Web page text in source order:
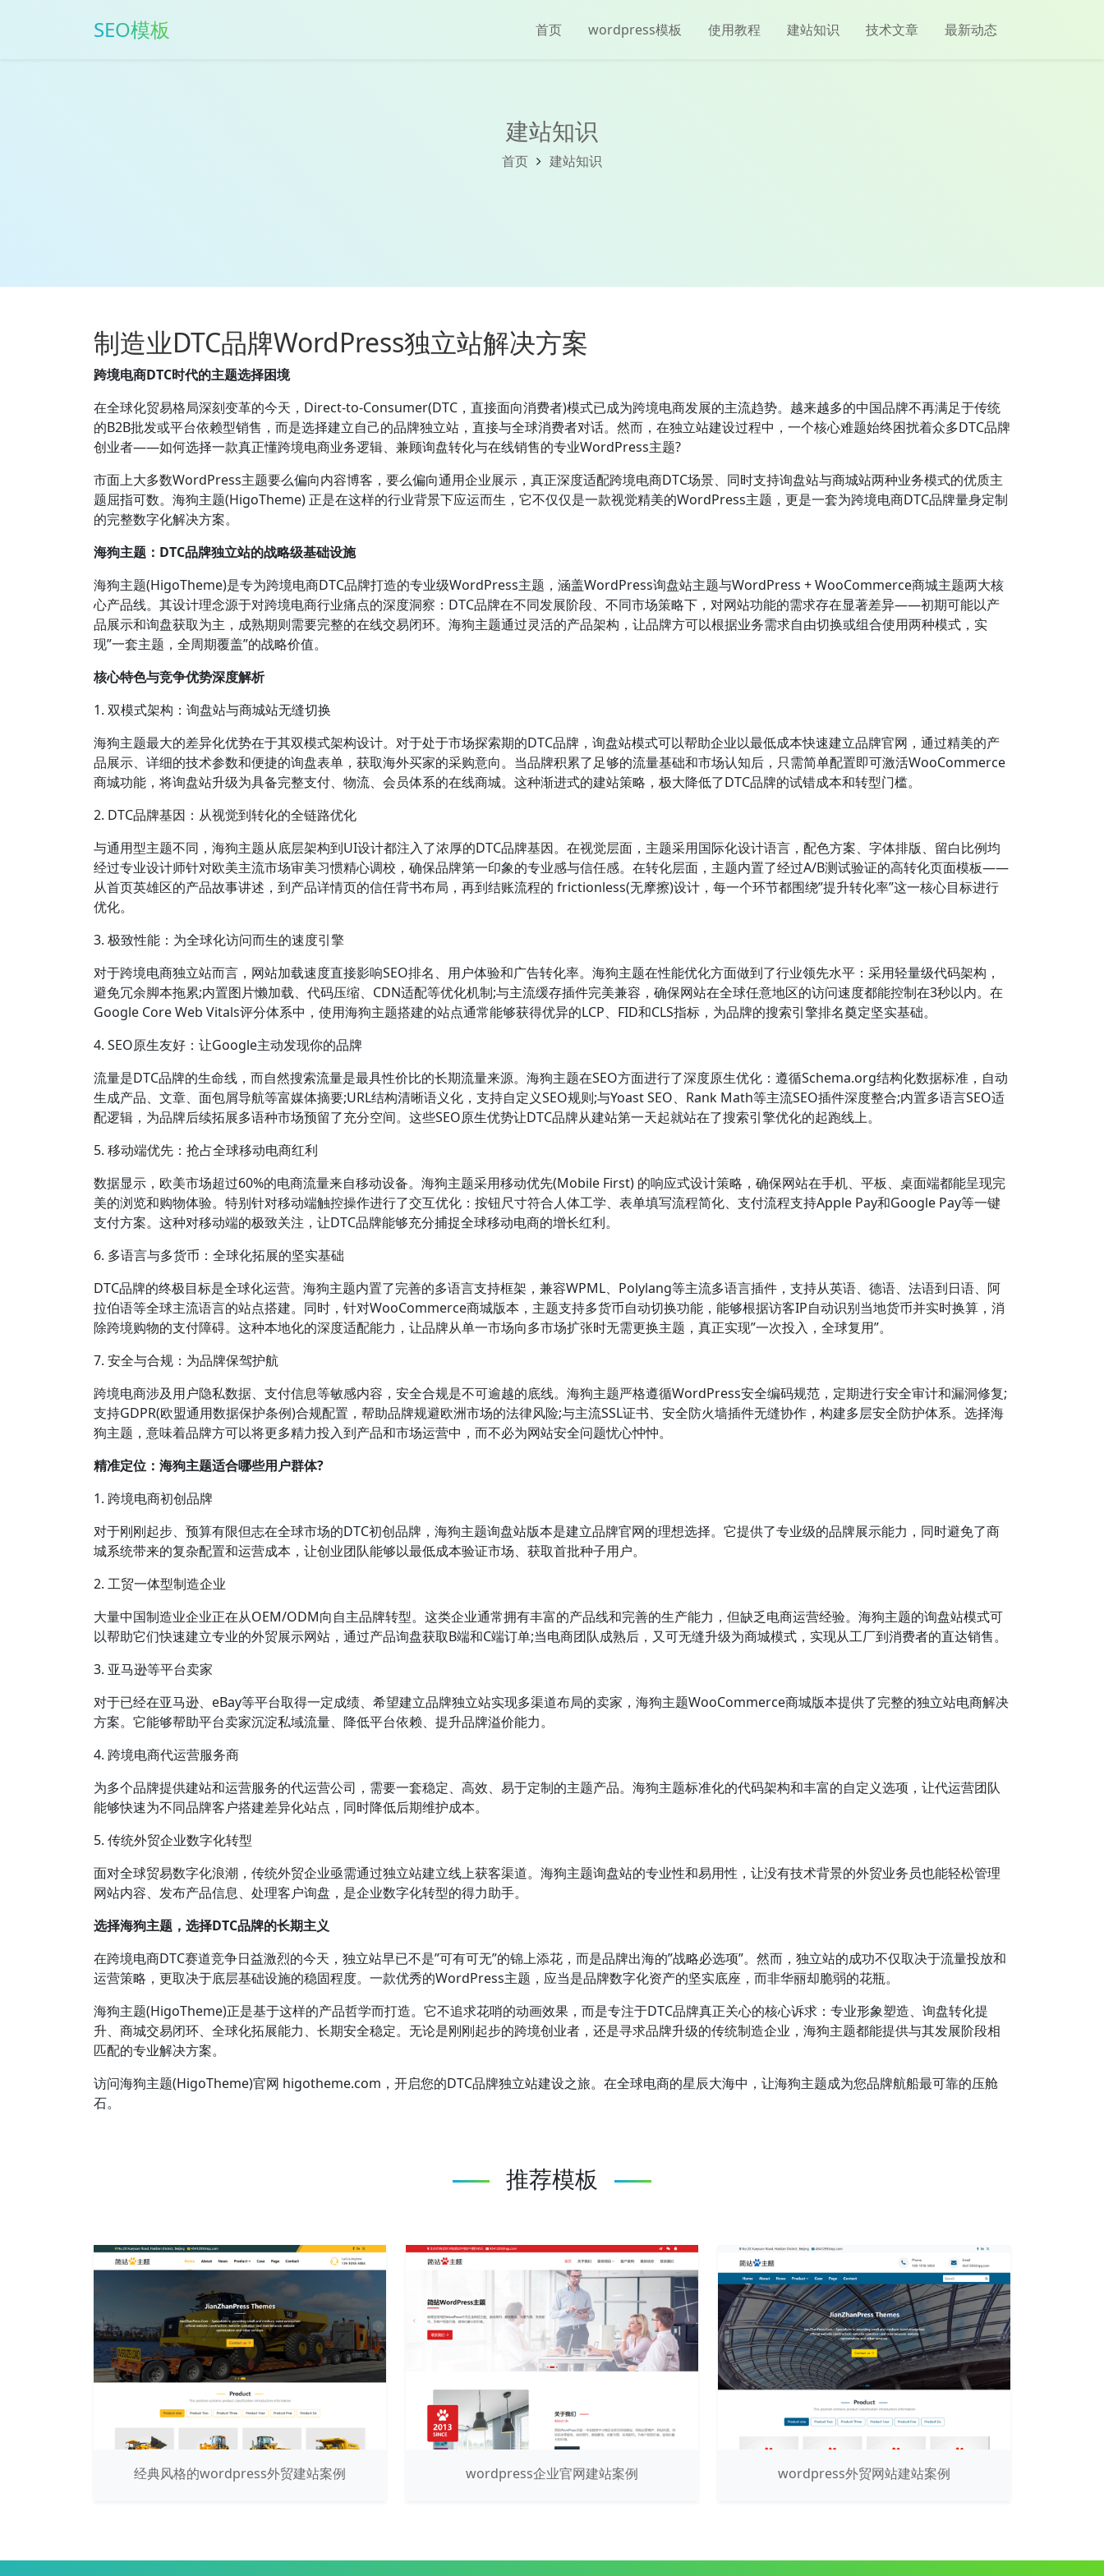
SEO模板 首页 wordpress模板 使用教程 建站知识 技术文章 最新动态
建站知识
首页 建站知识
制造业DTC品牌WordPress独立站解决方案
跨境电商DTC时代的主题选择困境
在全球化贸易格局深刻变革的今天，Direct-to-Consumer(DTC，直接面向消费者)模式已成为跨境电商发展的主流趋势。越来越多的中国品牌不再满足于传统
的B2B批发或平台依赖型销售，而是选择建立自己的品牌独立站，直接与全球消费者对话。然而，在独立站建设过程中，一个核心难题始终困扰着众多DTC品牌
创业者——如何选择一款真正懂跨境电商业务逻辑、兼顾询盘转化与在线销售的专业WordPress主题?
市面上大多数WordPress主题要么偏向内容博客，要么偏向通用企业展示，真正深度适配跨境电商DTC场景、同时支持询盘站与商城站两种业务模式的优质主
题屈指可数。海狗主题(HigoTheme) 正是在这样的行业背景下应运而生，它不仅仅是一款视觉精美的WordPress主题，更是一套为跨境电商DTC品牌量身定制
的完整数字化解决方案。
海狗主题：DTC品牌独立站的战略级基础设施
海狗主题(HigoTheme)是专为跨境电商DTC品牌打造的专业级WordPress主题，涵盖WordPress询盘站主题与WordPress + WooCommerce商城主题两大核
心产品线。其设计理念源于对跨境电商行业痛点的深度洞察：DTC品牌在不同发展阶段、不同市场策略下，对网站功能的需求存在显著差异——初期可能以产
品展示和询盘获取为主，成熟期则需要完整的在线交易闭环。海狗主题通过灵活的产品架构，让品牌方可以根据业务需求自由切换或组合使用两种模式，实
现”一套主题，全周期覆盖”的战略价值。
核心特色与竞争优势深度解析
1. 双模式架构：询盘站与商城站无缝切换
海狗主题最大的差异化优势在于其双模式架构设计。对于处于市场探索期的DTC品牌，询盘站模式可以帮助企业以最低成本快速建立品牌官网，通过精美的产
品展示、详细的技术参数和便捷的询盘表单，获取海外买家的采购意向。当品牌积累了足够的流量基础和市场认知后，只需简单配置即可激活WooCommerce
商城功能，将询盘站升级为具备完整支付、物流、会员体系的在线商城。这种渐进式的建站策略，极大降低了DTC品牌的试错成本和转型门槛。
2. DTC品牌基因：从视觉到转化的全链路优化
与通用型主题不同，海狗主题从底层架构到UI设计都注入了浓厚的DTC品牌基因。在视觉层面，主题采用国际化设计语言，配色方案、字体排版、留白比例均
经过专业设计师针对欧美主流市场审美习惯精心调校，确保品牌第一印象的专业感与信任感。在转化层面，主题内置了经过A/B测试验证的高转化页面模板——
从首页英雄区的产品故事讲述，到产品详情页的信任背书布局，再到结账流程的 frictionless(无摩擦)设计，每一个环节都围绕”提升转化率”这一核心目标进行
优化。
3. 极致性能：为全球化访问而生的速度引擎
对于跨境电商独立站而言，网站加载速度直接影响SEO排名、用户体验和广告转化率。海狗主题在性能优化方面做到了行业领先水平：采用轻量级代码架构，
避免冗余脚本拖累;内置图片懒加载、代码压缩、CDN适配等优化机制;与主流缓存插件完美兼容，确保网站在全球任意地区的访问速度都能控制在3秒以内。在
Google Core Web Vitals评分体系中，使用海狗主题搭建的站点通常能够获得优异的LCP、FID和CLS指标，为品牌的搜索引擎排名奠定坚实基础。
4. SEO原生友好：让Google主动发现你的品牌
流量是DTC品牌的生命线，而自然搜索流量是最具性价比的长期流量来源。海狗主题在SEO方面进行了深度原生优化：遵循Schema.org结构化数据标准，自动
生成产品、文章、面包屑导航等富媒体摘要;URL结构清晰语义化，支持自定义SEO规则;与Yoast SEO、Rank Math等主流SEO插件深度整合;内置多语言SEO适
配逻辑，为品牌后续拓展多语种市场预留了充分空间。这些SEO原生优势让DTC品牌从建站第一天起就站在了搜索引擎优化的起跑线上。
5. 移动端优先：抢占全球移动电商红利
数据显示，欧美市场超过60%的电商流量来自移动设备。海狗主题采用移动优先(Mobile First) 的响应式设计策略，确保网站在手机、平板、桌面端都能呈现完
美的浏览和购物体验。特别针对移动端触控操作进行了交互优化：按钮尺寸符合人体工学、表单填写流程简化、支付流程支持Apple Pay和Google Pay等一键
支付方案。这种对移动端的极致关注，让DTC品牌能够充分捕捉全球移动电商的增长红利。
6. 多语言与多货币：全球化拓展的坚实基础
DTC品牌的终极目标是全球化运营。海狗主题内置了完善的多语言支持框架，兼容WPML、Polylang等主流多语言插件，支持从英语、德语、法语到日语、阿
拉伯语等全球主流语言的站点搭建。同时，针对WooCommerce商城版本，主题支持多货币自动切换功能，能够根据访客IP自动识别当地货币并实时换算，消
除跨境购物的支付障碍。这种本地化的深度适配能力，让品牌从单一市场向多市场扩张时无需更换主题，真正实现”一次投入，全球复用”。
7. 安全与合规：为品牌保驾护航
跨境电商涉及用户隐私数据、支付信息等敏感内容，安全合规是不可逾越的底线。海狗主题严格遵循WordPress安全编码规范，定期进行安全审计和漏洞修复;
支持GDPR(欧盟通用数据保护条例)合规配置，帮助品牌规避欧洲市场的法律风险;与主流SSL证书、安全防火墙插件无缝协作，构建多层安全防护体系。选择海
狗主题，意味着品牌方可以将更多精力投入到产品和市场运营中，而不必为网站安全问题忧心忡忡。
精准定位：海狗主题适合哪些用户群体?
1. 跨境电商初创品牌
对于刚刚起步、预算有限但志在全球市场的DTC初创品牌，海狗主题询盘站版本是建立品牌官网的理想选择。它提供了专业级的品牌展示能力，同时避免了商
城系统带来的复杂配置和运营成本，让创业团队能够以最低成本验证市场、获取首批种子用户。
2. 工贸一体型制造企业
大量中国制造业企业正在从OEM/ODM向自主品牌转型。这类企业通常拥有丰富的产品线和完善的生产能力，但缺乏电商运营经验。海狗主题的询盘站模式可
以帮助它们快速建立专业的外贸展示网站，通过产品询盘获取B端和C端订单;当电商团队成熟后，又可无缝升级为商城模式，实现从工厂到消费者的直达销售。
3. 亚马逊等平台卖家
对于已经在亚马逊、eBay等平台取得一定成绩、希望建立品牌独立站实现多渠道布局的卖家，海狗主题WooCommerce商城版本提供了完整的独立站电商解决
方案。它能够帮助平台卖家沉淀私域流量、降低平台依赖、提升品牌溢价能力。
4. 跨境电商代运营服务商
为多个品牌提供建站和运营服务的代运营公司，需要一套稳定、高效、易于定制的主题产品。海狗主题标准化的代码架构和丰富的自定义选项，让代运营团队
能够快速为不同品牌客户搭建差异化站点，同时降低后期维护成本。
5. 传统外贸企业数字化转型
面对全球贸易数字化浪潮，传统外贸企业亟需通过独立站建立线上获客渠道。海狗主题询盘站的专业性和易用性，让没有技术背景的外贸业务员也能轻松管理
网站内容、发布产品信息、处理客户询盘，是企业数字化转型的得力助手。
选择海狗主题，选择DTC品牌的长期主义
在跨境电商DTC赛道竞争日益激烈的今天，独立站早已不是”可有可无”的锦上添花，而是品牌出海的”战略必选项”。然而，独立站的成功不仅取决于流量投放和
运营策略，更取决于底层基础设施的稳固程度。一款优秀的WordPress主题，应当是品牌数字化资产的坚实底座，而非华丽却脆弱的花瓶。
海狗主题(HigoTheme)正是基于这样的产品哲学而打造。它不追求花哨的动画效果，而是专注于DTC品牌真正关心的核心诉求：专业形象塑造、询盘转化提
升、商城交易闭环、全球化拓展能力、长期安全稳定。无论是刚刚起步的跨境创业者，还是寻求品牌升级的传统制造企业，海狗主题都能提供与其发展阶段相
匹配的专业解决方案。
访问海狗主题(HigoTheme)官网 higotheme.com，开启您的DTC品牌独立站建设之旅。在全球电商的星辰大海中，让海狗主题成为您品牌航船最可靠的压舱
石。
推荐模板
经典风格的wordpress外贸建站案例 wordpress企业官网建站案例 wordpress外贸网站建站案例